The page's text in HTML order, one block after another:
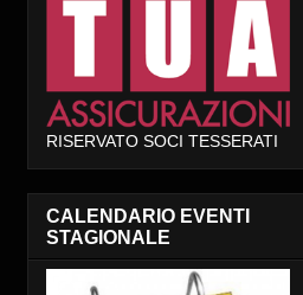
RISERVATO SOCI TESSERATI
CALENDARIO EVENTI
STAGIONALE